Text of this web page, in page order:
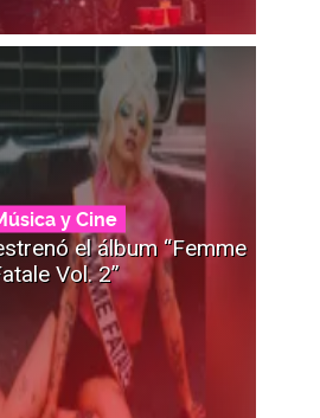
y Cine
el álbum “Femme
Vol. 2”